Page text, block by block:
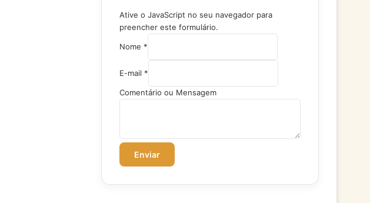
Ative o JavaScript no seu navegador para
preencher este formulário.
e
s
a
g
N
m
Nome *
E-mail *
Comentário ou Mensagem
Enviar